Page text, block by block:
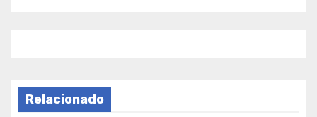
Relacionado